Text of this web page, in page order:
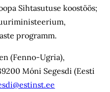
Sihtasutuse koostöös;
programm.
(Fenno-Ugria),
Móni Segesdi (Eesti